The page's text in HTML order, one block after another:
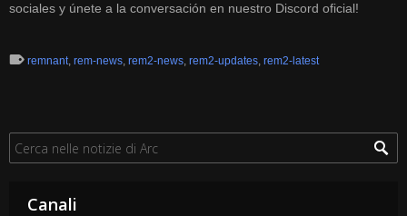
sociales y únete a la conversación en nuestro Discord oficial!
remnant, rem-news, rem2-news, rem2-updates, rem2-latest
Canali